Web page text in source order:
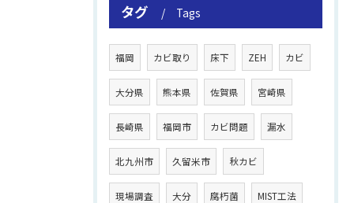
タグ Tags
福岡 カビ取り 床下 ZEH カビ
大分県 熊本県 佐賀県 宮崎県
長崎県 福岡市 カビ問題 漏水
北九州市 久留米市 秋カビ
現場調査 大分 腐朽菌 MIST工法